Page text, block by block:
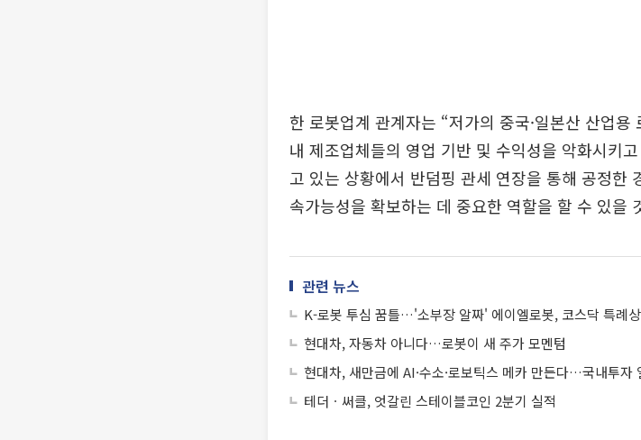
한 로봇업계 관계자는 “저가의 중국·일본산 산업
내 제조업체들의 영업 기반 및 수익성을 악화시키
고 있는 상황에서 반덤핑 관세 연장을 통해 공정한
속가능성을 확보하는 데 중요한 역할을 할 수 있을
관련 뉴스
K-로봇 투심 꿈틀…'소부장 알짜' 에이엘로봇, 코스닥 특례
현대차, 자동차 아니다…로봇이 새 주가 모멘텀
현대차, 새만금에 AI·수소·로보틱스 메카 만든다…국내투자
테더ㆍ써클, 엇갈린 스테이블코인 2분기 실적